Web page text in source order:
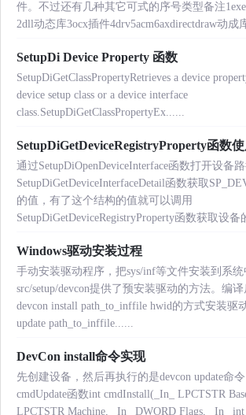
件。不过还有几种其它可式的序号类型备注
2dll动态库3ocx插件4drv5acm6axdirectdraw动成
SetupDi Device Property 函数
SetupDiGetClassPropertyRetrieves a device
device setup class or a device interface
class.SetupDiGetClassPropertyEx......
SetupDiGetDeviceRegistryProperty函数
通过SetupDiOpenDeviceInterface函数打开设备
SetupDiGetDeviceInterfaceDetail函数获取
的值，有了这个结构的值就可以调用
SetupDiGetDeviceRegistryProperty函数获取设
Windows驱动安装过程
手动安装驱动程序，把sys/inf等文件安装到系
src/setup/devcon提供了预安装驱动的方法。编
devcon install path_to_inffile hwid的方式安装驱
update path_to_inffile......
DevCon install命令实现
先创建设备，然后再执行的是devcon update命
cmdUpdate函数int cmdInstall(_In_ LPCTSTR
LPCTSTR Machine, _In_ DWORD Flags, _In_